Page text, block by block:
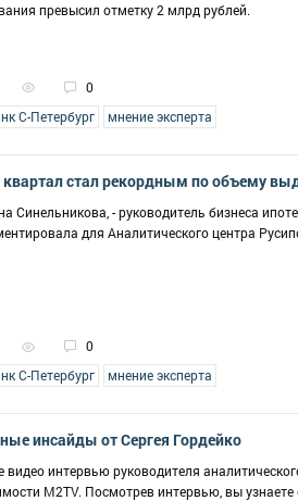
превысил отметку 2 млрд рублей.
0
С-Петербург мнение эксперта
квартал стал рекордным по объему
Синельникова, - руководитель бизнеса
для Аналитического центра
0
С-Петербург мнение эксперта
инсайды от Сергея Гордейко
видео интервью руководителя
М2TV. Посмотрев интервью, вы узнаете